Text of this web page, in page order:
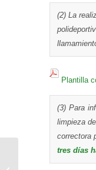
(2) La
Plantilla
(3) Para
limpieza
correctora
tres días
Acto de Graduación
Escuela Infantil